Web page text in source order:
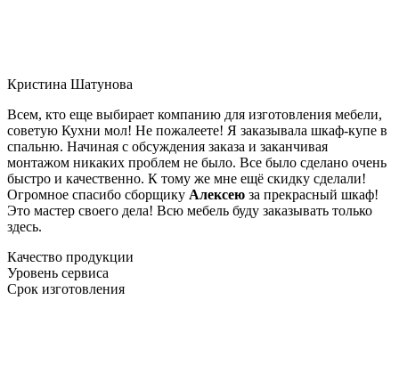
Кристина Шатунова
Всем, кто еще выбирает компанию для изготовления мебели,
советую Кухни мол! Не пожалеете! Я заказывала шкаф-купе в
спальню. Начиная с обсуждения заказа и заканчивая
монтажом никаких проблем не было. Все было сделано очень
быстро и качественно. К тому же мне ещё скидку сделали!
Огромное спасибо сборщику Алексею за прекрасный шкаф!
Это мастер своего дела! Всю мебель буду заказывать только
здесь.
Качество продукции
Уровень сервиса
Срок изготовления